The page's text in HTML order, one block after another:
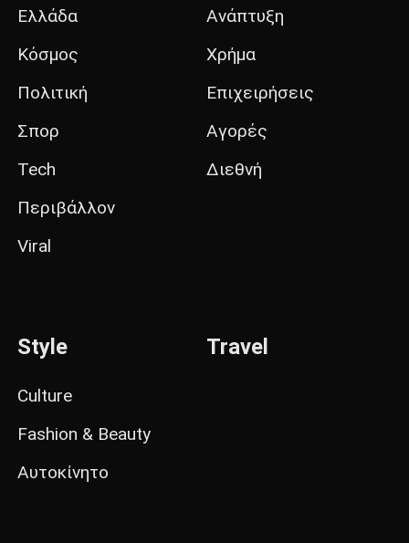
Ελλάδα
Κόσμος
Πολιτική
Σπορ
Tech
Περιβάλλον
Viral
Ανάπτυξη
Χρήμα
Επιχειρήσεις
Αγορές
Διεθνή
Style
Culture
Fashion & Beauty
Αυτοκίνητο
Travel